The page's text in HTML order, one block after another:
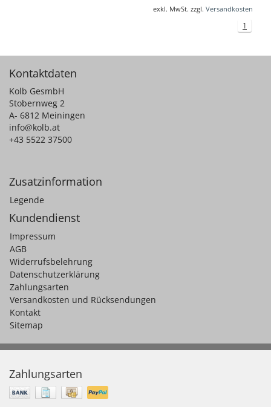
exkl. MwSt. zzgl. Versandkosten
1
Kontaktdaten
Kolb GesmbH
Stobernweg 2
A- 6812 Meiningen
info@kolb.at
+43 5522 37500
Zusatzinformation
Legende
Kundendienst
Impressum
AGB
Widerrufsbelehrung
Datenschutzerklärung
Zahlungsarten
Versandkosten und Rücksendungen
Kontakt
Sitemap
Zahlungsarten